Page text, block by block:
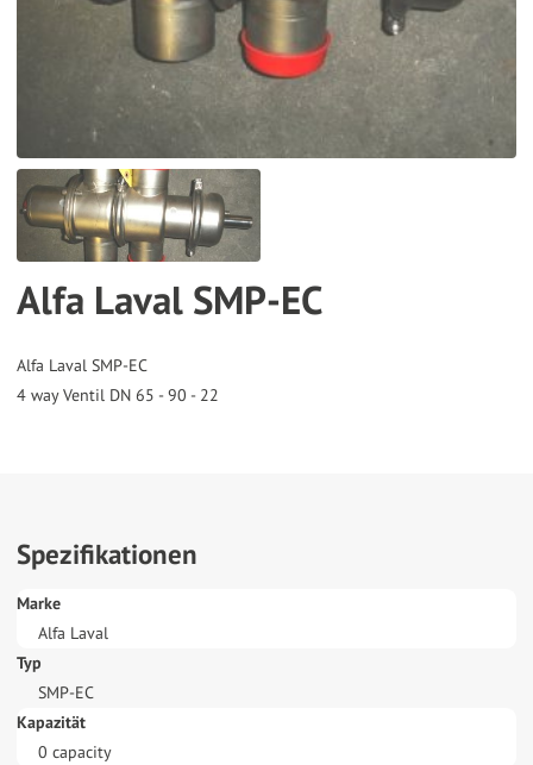
selected
search
Touch
use
Alfa Laval SMP-EC
Alfa Laval SMP-EC
Spezifikationen
Marke
Alfa Laval
Typ
SMP-EC
Kapazität
0 capacity